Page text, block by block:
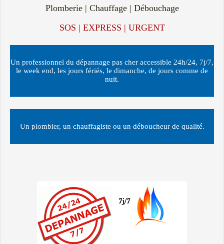
Plomberie | Chauffage | Débouchage
SOS | EXPRESS | URGENT
Un professionnel du dépannage pas cher accessible 24h/24, 7j/7,
le week end, les jours fériés, le dimanche, de jours comme de
nuit.
Un plombier, un chauffagiste ou un déboucheur de qualité.